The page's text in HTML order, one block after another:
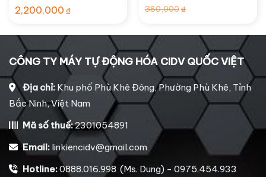
2,200,000 ₫
380,000₫
350,000₫.
CÔNG TY MÁY TỰ ĐỘNG HÓA CIDV QUỐC VIỆT
Địa chỉ: Khu phố Phù Khê Đông, Phường Phù Khê, Tỉnh
Bắc Ninh, Việt Nam
Mã số thuế:2301054891
Email: linkiencidv@gmail.com
Hotline:0888.016.998 (Ms. Dung) - 0975.454.933